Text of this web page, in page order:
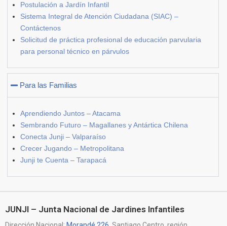
Postulación a Jardín Infantil
Sistema Integral de Atención Ciudadana (SIAC) –
Contáctenos
Solicitud de práctica profesional de educación parvularia
para personal técnico en párvulos
Para las Familias
Aprendiendo Juntos – Atacama
Sembrando Futuro – Magallanes y Antártica Chilena
Conecta Junji – Valparaíso
Crecer Jugando – Metropolitana
Junji te Cuenta – Tarapacá
JUNJI – Junta Nacional de Jardines Infantiles